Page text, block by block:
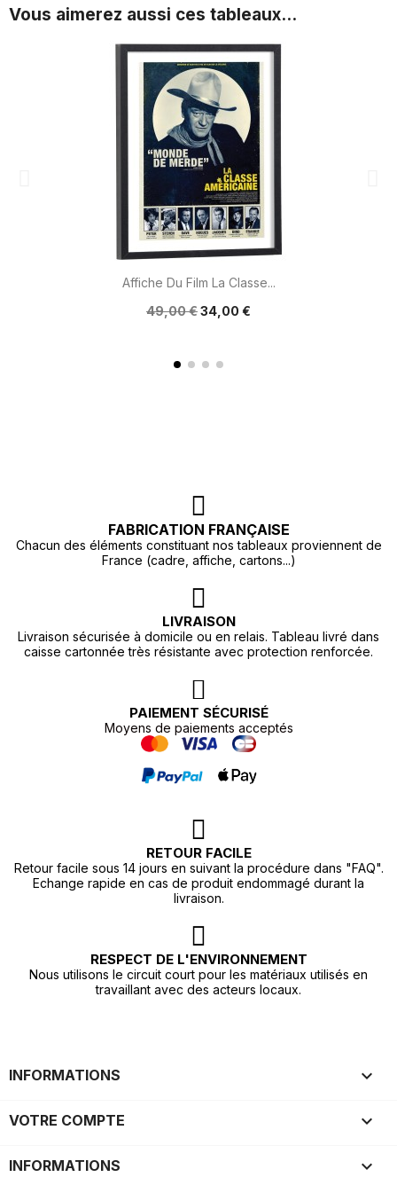
Vous aimerez aussi ces tableaux...
Affiche Du Film La Classe...
49,00 €34,00 €
FABRICATION FRANÇAISE
Chacun des éléments constituant nos tableaux proviennent de
France (cadre, affiche, cartons...)
LIVRAISON
Livraison sécurisée à domicile ou en relais. Tableau livré dans
caisse cartonnée très résistante avec protection renforcée.
PAIEMENT SÉCURISÉ
Moyens de paiements acceptés
RETOUR FACILE
Retour facile sous 14 jours en suivant la procédure dans "FAQ".
Echange rapide en cas de produit endommagé durant la
livraison.
RESPECT DE L'ENVIRONNEMENT
Nous utilisons le circuit court pour les matériaux utilisés en
travaillant avec des acteurs locaux.
INFORMATIONS 
VOTRE COMPTE 
INFORMATIONS keyboard_arrow_down